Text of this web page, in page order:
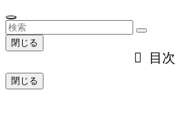
閉じる
目次
閉じる